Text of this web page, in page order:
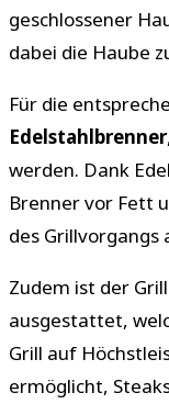
geschlossener
dabei die Haube
Für die
Edelstahlbrenner
werden. Dank
Brenner vor Fett
des
Zudem ist der
ausgestattet,
Grill auf
ermöglicht,